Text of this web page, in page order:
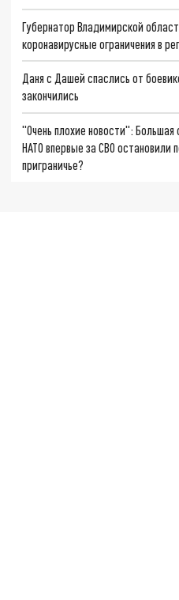
Губернатор Владимирской
коронавирусные ограничения в
Даня с Дашей спаслись от
закончились
"Очень плохие новости":
НАТО впервые за СВО остановили
приграничье?